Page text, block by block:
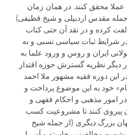
عملا محقق کنند. در همان زمان
جمله مقدس اردبیلی و شیخ قطیفی)
کرده و در نقد آن حتی کتاب
شرایط ثبات سیاسی نسبی و به
ایران و روس و ورود علما به
دیگر نظریه گسترش حوزه اقتدار
این دوره فقیه مشهور ملا احمد
خود به این موضوع پرداخت و
امور مذهبی و احکام فقهی و
پیروی کنند تا مشروعیت کسب
بزرگ دیگری (از جمله شیخ